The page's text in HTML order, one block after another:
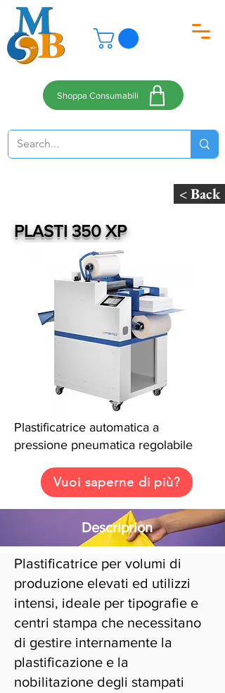
Shoppa Consumabili
< Back
PLASTI 350 XP
Plastificatrice automatica a
pressione pneumatica regolabile
Vuoi saperne di più?
Descriprion
Plastificatrice per volumi di
produzione elevati ed utilizzi
intensi, ideale per tipografie e
centri stampa che necessitano
di gestire internamente la
plastificazione e la
nobilitazione degli stampati